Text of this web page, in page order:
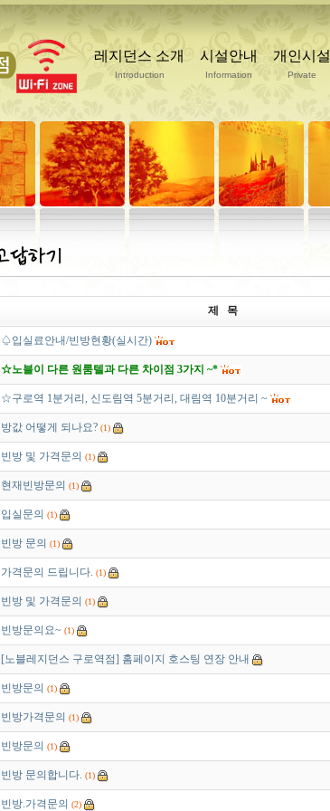
레지던스 소개
Introduction
시설안내
Information
개인시설
Private
제 목
♤입실료안내/빈방현황(실시간)
☆노블이 다른 원룸텔과 다른 차이점 3가지 ~*
☆구로역 1분거리, 신도림역 5분거리, 대림역 10분거리 ~
방값 어떻게 되나요? (1)
빈방 및 가격문의 (1)
현재빈방문의 (1)
입실문의 (1)
빈방 문의 (1)
가격문의 드립니다. (1)
빈방 및 가격문의 (1)
빈방문의요~ (1)
[노블레지던스 구로역점] 홈페이지 호스팅 연장 안내
빈방문의 (1)
빈방가격문의 (1)
빈방문의 (1)
빈방 문의합니다. (1)
빈방.가격문의 (2)